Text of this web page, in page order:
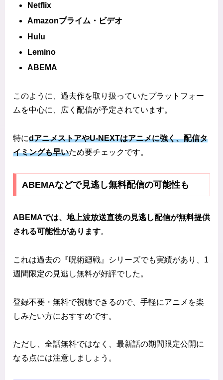
Netflix
Amazonプライム・ビデオ
Hulu
Lemino
ABEMA
このように、過去作を取り扱っていたプラットフォー
ムを中心に、広く配信が予定されています。
特にdアニメストアやU-NEXTはアニメに強く、配信タ
イミングも早いため要チェックです。
ABEMAなどで見逃し無料配信の可能性も
ABEMAでは、地上波放送直後の見逃し配信が無料提供
される可能性があります。
これは過去の『呪術廻戦』シリーズでも実績があり、1
週間限定の見逃し無料が好評でした。
登録不要・無料で視聴できるので、手軽にアニメを楽
しみたい方におすすめです。
ただし、全話無料ではなく、最新話の期間限定公開に
なる点には注意しましょう。